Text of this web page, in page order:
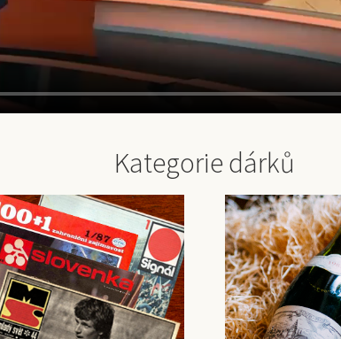
Kategorie dárků